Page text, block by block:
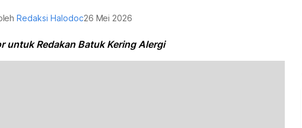
Redaksi Halodoc26 Mei 2026
untuk Redakan Batuk Kering Alergi